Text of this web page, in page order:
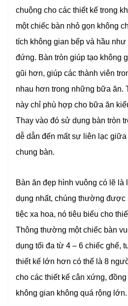
chuộng cho các thiết kế trong
một chiếc bàn nhỏ gọn không
tích không gian bếp và hầu
đứng. Bàn tròn giúp tạo không
gũi hơn, giúp các thành viên
nhau hơn trong những bữa ăn.
này chỉ phù hợp cho bữa ăn
Thay vào đó sử dụng bàn tròn
dễ dẫn đến mất sự liên lạc
chung bàn.
Bàn ăn đẹp hình vuông có lẽ
dụng nhất, chúng thường được
tiệc xa hoa, nó tiêu biểu cho
Thông thường một chiếc bàn
dụng tối đa từ 4 – 6 chiếc ghế,
thiết kế lớn hơn có thể là 8
cho các thiết kế cân xứng,
không gian không quá rộng lớn.